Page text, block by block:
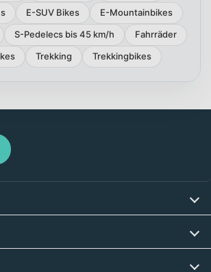
E-SUV Bikes
E-Mountainbikes
S-Pedelecs bis 45 km/h
Fahrräder
Trekking Trekkingbikes